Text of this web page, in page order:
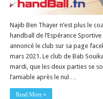
Najib Ben Thayer n’est plus le
handball de l’Espérance Sportive
annoncé le club sur sa page
mars 2021. Le club de Bab
mardi, que les deux parties se
l’amiable après le nul …
Read More »